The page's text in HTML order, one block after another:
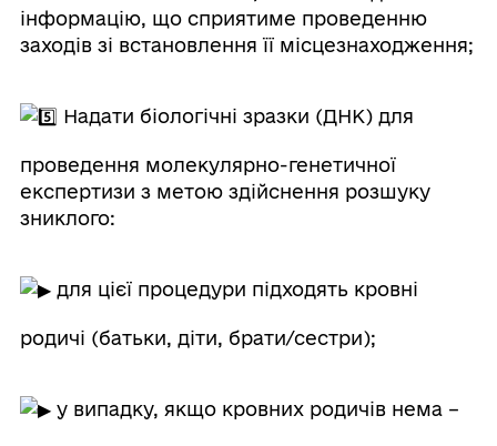
інформацію, що сприятиме проведенню
заходів зі встановлення її місцезнаходження;
Надати біологічні зразки (ДНК) для
проведення молекулярно-генетичної
експертизи з метою здійснення розшуку
зниклого:
для цієї процедури підходять кровні
родичі (батьки, діти, брати/сестри);
у випадку, якщо кровних родичів нема –